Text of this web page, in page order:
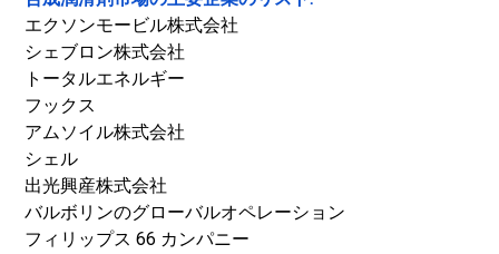
エクソンモービル株式会社
シェブロン株式会社
トータルエネルギー
フックス
アムソイル株式会社
シェル
出光興産株式会社
バルボリンのグローバルオペレーション
フィリップス 66 カンパニー